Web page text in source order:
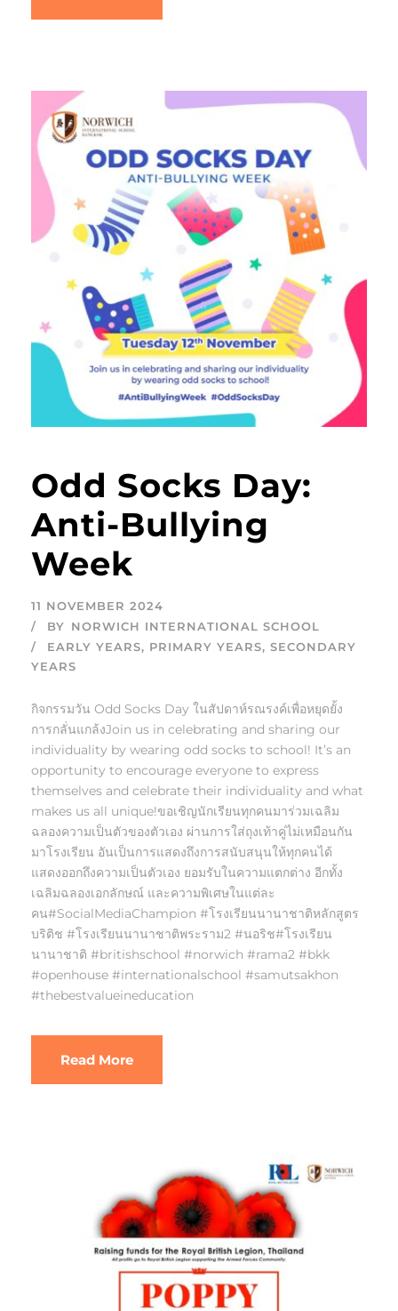
Odd Socks Day:
Anti-Bullying
Week
11 NOVEMBER 2024
BY NORWICH INTERNATIONAL SCHOOL
EARLY YEARS, PRIMARY YEARS, SECONDARY
YEARS
กิจกรรมวัน Odd Socks Day ในสัปดาห์รณรงค์เพื่อหยุดยั้ง
การกลั่นแกล้งJoin us in celebrating and sharing our
individuality by wearing odd socks to school! It’s an
opportunity to encourage everyone to express
themselves and celebrate their individuality and what
makes us all unique!ขอเชิญนักเรียนทุกคนมาร่วมเฉลิม
ฉลองความเป็นตัวของตัวเอง ผ่านการใส่ถุงเท้าคู่ไม่เหมือนกัน
มาโรงเรียน อันเป็นการแสดงถึงการสนับสนุนให้ทุกคนได้
แสดงออกถึงความเป็นตัวเอง ยอมรับในความแตกต่าง อีกทั้ง
เฉลิมฉลองเอกลักษณ์ และความพิเศษในแต่ละ
คน#SocialMediaChampion #โรงเรียนนานาชาติหลักสูตร
บริติช #โรงเรียนนานาชาติพระราม2 #นอริช#โรงเรียน
นานาชาติ #britishschool #norwich #rama2 #bkk
#openhouse #internationalschool #samutsakhon
#thebestvalueineducation
Read More